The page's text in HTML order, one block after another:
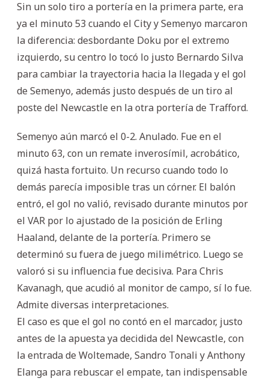
Sin un solo tiro a portería en la primera parte, era
ya el minuto 53 cuando el City y Semenyo marcaron
la diferencia: desbordante Doku por el extremo
izquierdo, su centro lo tocó lo justo Bernardo Silva
para cambiar la trayectoria hacia la llegada y el gol
de Semenyo, además justo después de un tiro al
poste del Newcastle en la otra portería de Trafford.
Semenyo aún marcó el 0-2. Anulado. Fue en el
minuto 63, con un remate inverosímil, acrobático,
quizá hasta fortuito. Un recurso cuando todo lo
demás parecía imposible tras un córner. El balón
entró, el gol no valió, revisado durante minutos por
el VAR por lo ajustado de la posición de Erling
Haaland, delante de la portería. Primero se
determinó su fuera de juego milimétrico. Luego se
valoró si su influencia fue decisiva. Para Chris
Kavanagh, que acudió al monitor de campo, sí lo fue.
Admite diversas interpretaciones.
El caso es que el gol no contó en el marcador, justo
antes de la apuesta ya decidida del Newcastle, con
la entrada de Woltemade, Sandro Tonali y Anthony
Elanga para rebuscar el empate, tan indispensable